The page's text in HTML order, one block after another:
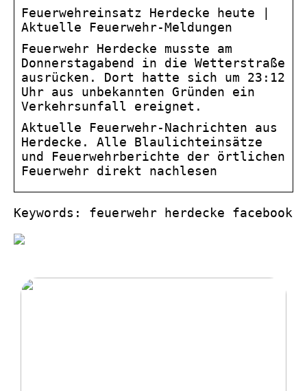
Feuerwehreinsatz Herdecke heute |
Aktuelle Feuerwehr-Meldungen
Feuerwehr Herdecke musste am
Donnerstagabend in die Wetterstraße
ausrücken. Dort hatte sich um 23:12
Uhr aus unbekannten Gründen ein
Verkehrsunfall ereignet.
Aktuelle Feuerwehr-Nachrichten aus
Herdecke. Alle Blaulichteinsätze
und Feuerwehrberichte der örtlichen
Feuerwehr direkt nachlesen
Keywords: feuerwehr herdecke facebook